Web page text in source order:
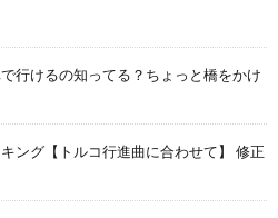
行けるの知ってる？ちょっと橋をかけ
ング【トルコ行進曲に合わせて】 修正